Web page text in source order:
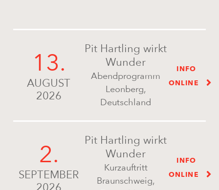
13.
AUGUST
2026
Pit Hartling wirkt
Wunder
Abendprogramm
Leonberg,
Deutschland
INFO
ONLINE
2.
SEPTEMBER
2026
Pit Hartling wirkt
Wunder
Kurzauftritt
Braunschweig,
INFO
ONLINE